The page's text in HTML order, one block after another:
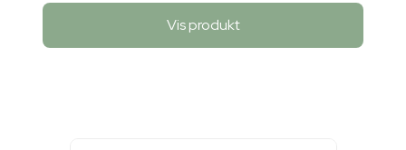
Vis produkt